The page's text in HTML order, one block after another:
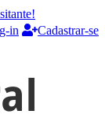
in
Cadastrar-se